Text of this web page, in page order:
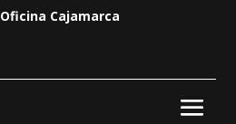
Oficina Cajamarca